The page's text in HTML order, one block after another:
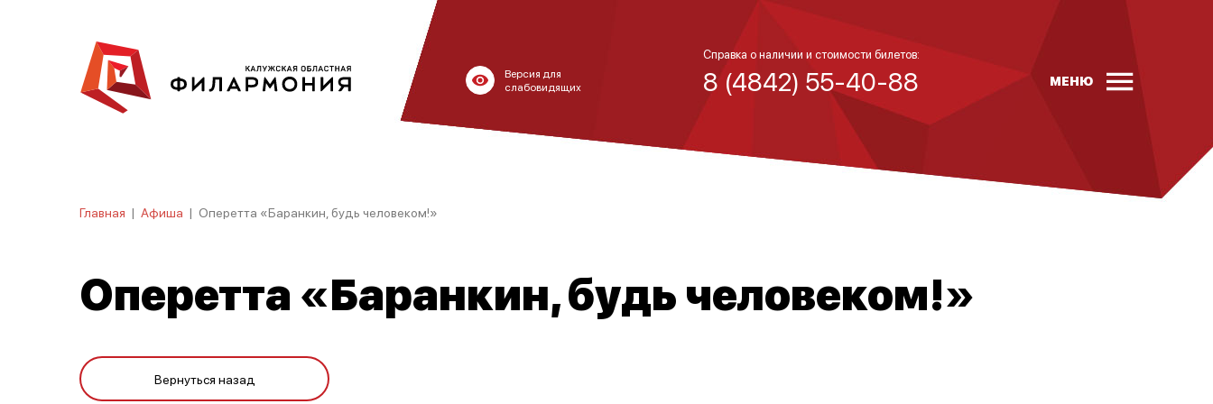
Версия для
слабовидящих
Справка о наличии и стоимости билетов:
8 (4842) 55-40-88 МЕНЮ
Главная | Афиша | Оперетта «Баранкин, будь человеком!»
Оперетта «Баранкин, будь человеком!»
Вернуться назад